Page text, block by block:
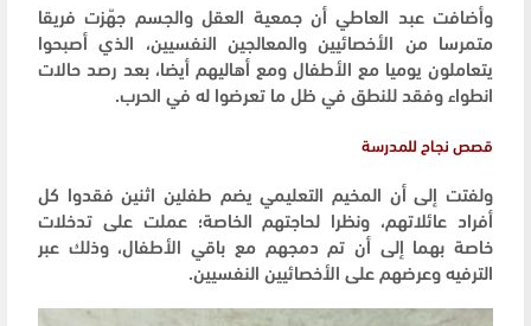
وأضافت عبد العاطي أن جمعية العقل والجسم جهّزت فريقا
متمرسا من الأخصائيين والمعالجين النفسيين، الذي أصبحوا
يتعاملون يوميا مع الأطفال ومع أهاليهم أيضا، بعد رصد حالات
انطواء وفقد للنطق في ظل ما تعرضوا له في الحرب.
قصص نجاح للمدرسة
ولفتت إلى أن المخيم التعليمي يضم طفلين اثنين فقدوا كل
أفراد عائلاتهم، ونظرا لحاجتهم الخاصة؛ عملت على تدخلات
خاصة بهما إلى أن تم دمجهم مع باقي الأطفال، وذلك عبر
الترفيه وعرضهم على الأخصائيين النفسيين.